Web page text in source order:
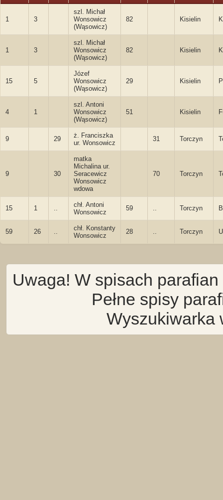
1 3
szl. Michał
Wonsowicz
(Wąsowicz)
82 Kisielin
1 3
szl. Michał
Wonsowicz
(Wąsowicz)
82 Kisielin
15 5
Józef
Wonsowicz
(Wąsowicz)
29 Kisielin
4 1
szl. Antoni
Wonsowicz
(Wąsowicz)
51 Kisielin
9 29
ż. Franciszka
ur. Wonsowicz
31 Torczyn
9 30
matka
Michalina ur.
Seracewicz
Wonsowicz
wdowa
70 Torczyn
15 1 ..
chł. Antoni
Wonsowicz
59 .. Torczyn
59 26 ..
chł. Konstanty
Wonsowicz
28 .. Torczyn
Uwaga! W spisach
Pełne spisy
Wyszukiwarka